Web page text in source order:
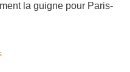
la guigne pour Paris-